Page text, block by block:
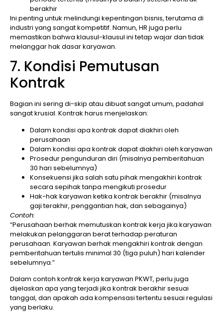
berakhir
Ini penting untuk melindungi kepentingan bisnis, terutama di
industri yang sangat kompetitif. Namun, HR juga perlu
memastikan bahwa klausul-klausul ini tetap wajar dan tidak
melanggar hak dasar karyawan.
7. Kondisi Pemutusan
Kontrak
Bagian ini sering di-skip atau dibuat sangat umum, padahal
sangat krusial. Kontrak harus menjelaskan:
Dalam kondisi apa kontrak dapat diakhiri oleh
perusahaan
Dalam kondisi apa kontrak dapat diakhiri oleh karyawan
Prosedur pengunduran diri (misalnya pemberitahuan
30 hari sebelumnya)
Konsekuensi jika salah satu pihak mengakhiri kontrak
secara sepihak tanpa mengikuti prosedur
Hak-hak karyawan ketika kontrak berakhir (misalnya
gaji terakhir, penggantian hak, dan sebagainya)
Contoh:
“Perusahaan berhak memutuskan kontrak kerja jika karyawan
melakukan pelanggaran berat terhadap peraturan
perusahaan. Karyawan berhak mengakhiri kontrak dengan
pemberitahuan tertulis minimal 30 (tiga puluh) hari kalender
sebelumnya.”
Dalam contoh kontrak kerja karyawan PKWT, perlu juga
dijelaskan apa yang terjadi jika kontrak berakhir sesuai
tanggal, dan apakah ada kompensasi tertentu sesuai regulasi
yang berlaku.